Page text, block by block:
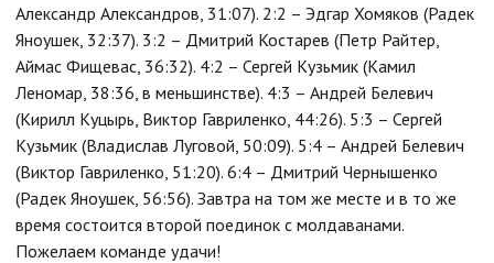
Александр Александров, 31:07). 2:2 – Эдгар Хомяков (Радек
Яноушек, 32:37). 3:2 – Дмитрий Костарев (Петр Райтер,
Аймас Фищевас, 36:32). 4:2 – Сергей Кузьмик (Камил
Леномар, 38:36, в меньшинстве). 4:3 – Андрей Белевич
(Кирилл Куцырь, Виктор Гавриленко, 44:26). 5:3 – Сергей
Кузьмик (Владислав Луговой, 50:09). 5:4 – Андрей Белевич
(Виктор Гавриленко, 51:20). 6:4 – Дмитрий Чернышенко
(Радек Яноушек, 56:56). Завтра на том же месте и в то же
время состоится второй поединок с молдаванами.
Пожелаем команде удачи!